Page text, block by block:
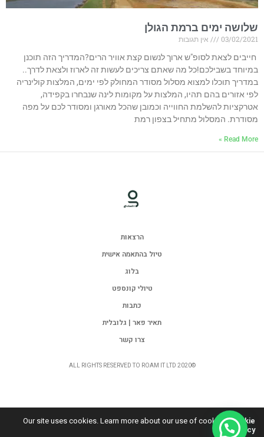
שלושה ימים ברמת הגולן
03/02/2021
אין תגובות
חייבים לצאת לסופ"ש ארוך לנשום קצת אוויר הרים?המדריך הזה תוכנן
במיוחד בשבילכם!כל מה שאתם צריכים לעשות זה לארוז ולצאת לדרך..
במדריך תוכלו למצוא מסלול מסודר המחולק לפי ימים, המלצות קולינריה
לפי אזורים בהם תהיו, המלצות על מקומות לינה שנבחרו בקפידה,
אטרקציות להשלמת החווייה וכמובן שהכל מאורגן ומסודר לכם על מפה
מסודרת. המסלול מתחיל בצפון רמת
Read More »
הרצאות
טיול בהתאמה אישית
בלוג
טיולי קונספט
כתבות
תאיר פאר | גלובלית
צרו קשר
©ALL RIGHTS RESERVED TO ROAM IT LTD 2020
Our site uses cookies. Learn more about our use of cookies:Cookie
Policy